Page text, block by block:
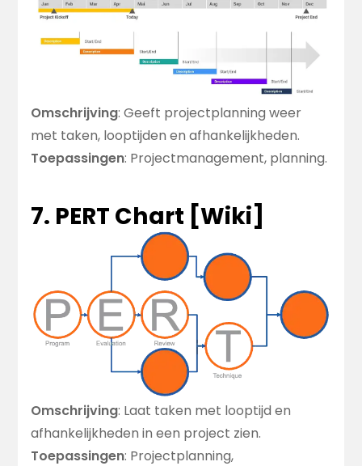
Omschrijving: Geeft projectplanning weer
met taken, looptijden en afhankelijkheden.
Toepassingen: Projectmanagement, planning.
7. PERT Chart [Wiki]
Omschrijving: Laat taken met looptijd en
afhankelijkheden in een project zien.
Toepassingen: Projectplanning,